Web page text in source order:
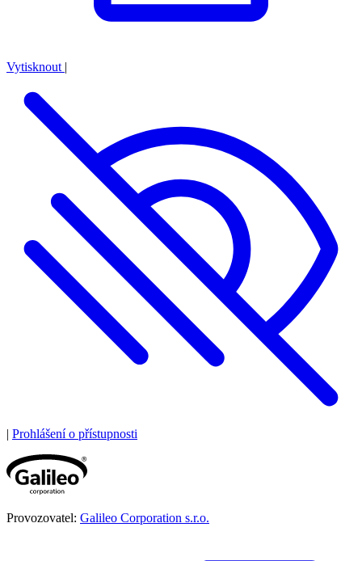
Vytisknout
Prohlášení o přístupnosti
Provozovatel: Galileo Corporation s.r.o.